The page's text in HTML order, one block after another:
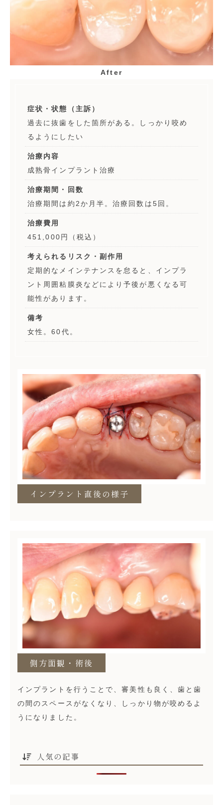
After
症状・状態（主訴）
過去に抜歯をした箇所がある。しっかり咬め
るようにしたい
治療内容
成熟骨インプラント治療
治療期間・回数
治療期間は約2か月半。治療回数は5回。
治療費用
451,000円（税込）
考えられるリスク・副作用
定期的なメインテナンスを怠ると、インプラ
ント周囲粘膜炎などにより予後が悪くなる可
能性があります。
備考
女性。60代。
インプラント直後の様子
側方面観・術後
インプラントを行うことで、審美性も良く、歯と歯
の間のスペースがなくなり、しっかり物が咬めるよ
うになりました。
人気の記事